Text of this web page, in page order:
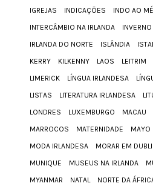
IGREJAS
INDICAÇÕES INDO AO
INTERCÂMBIO NA IRLANDA
IRLANDA DO NORTE
ISLÂNDIA
KERRY
KILKENNY LAOS LEITRIM
LIMERICK
LÍNGUA IRLANDESA
LISTAS
LITERATURA IRLANDESA
LONDRES
LUXEMBURGO MACAU
MARROCOS
MATERNIDADE MAYO
MODA IRLANDESA
MORAR EM
MUNIQUE
MUSEUS NA IRLANDA
MYANMAR
NATAL NORTE DA